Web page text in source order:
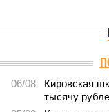
Версия //Общество //
Можем себе